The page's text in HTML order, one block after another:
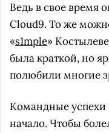
Ведь в свое время
Cloud9. То же
«s1mple»
была краткой, но
полюбили многие
Командные успехи
начало. Чтобы